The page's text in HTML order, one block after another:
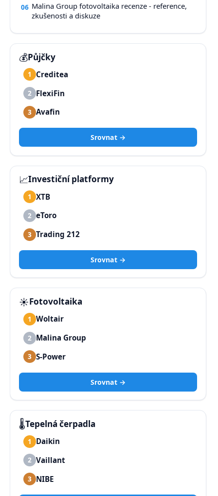
06 Malina Group fotovoltaika recenze - reference,
zkušenosti a diskuze
💰Půjčky
1 Creditea
2 FlexiFin
3 Avafin
Srovnat →
📈Investiční platformy
1 XTB
2 eToro
3 Trading 212
Srovnat →
☀️Fotovoltaika
1 Woltair
2 Malina Group
3 S-Power
Srovnat →
🌡️Tepelná čerpadla
1 Daikin
2 Vaillant
3 NIBE